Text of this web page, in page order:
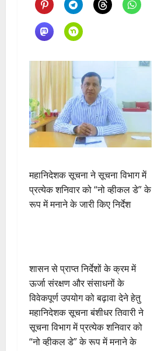
महानिदेशक सूचना ने सूचना विभाग में
प्रत्येक शनिवार को “नो व्हीकल डे” के
रूप में मनाने के जारी किए निर्देश
शासन से प्राप्त निर्देशों के क्रम में
ऊर्जा संरक्षण और संसाधनों के
विवेकपूर्ण उपयोग को बढ़ावा देने हेतु
महानिदेशक सूचना बंशीधर तिवारी ने
सूचना विभाग में प्रत्येक शनिवार को
“नो व्हीकल डे” के रूप में मनाने के